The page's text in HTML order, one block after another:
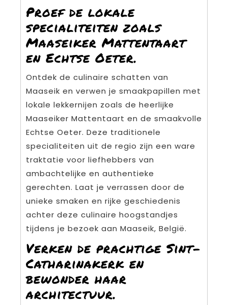
Proef de lokale
specialiteiten zoals
Maaseiker Mattentaart
en Echtse Oeter.
Ontdek de culinaire schatten van
Maaseik en verwen je smaakpapillen met
lokale lekkernijen zoals de heerlijke
Maaseiker Mattentaart en de smaakvolle
Echtse Oeter. Deze traditionele
specialiteiten uit de regio zijn een ware
traktatie voor liefhebbers van
ambachtelijke en authentieke
gerechten. Laat je verrassen door de
unieke smaken en rijke geschiedenis
achter deze culinaire hoogstandjes
tijdens je bezoek aan Maaseik, België.
Verken de prachtige Sint-
Catharinakerk en
bewonder haar
architectuur.